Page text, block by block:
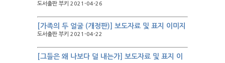
도서출판 부키 2021-04-26
[가족의 두 얼굴 (개정판)] 보도자료 및 표지 이미지
도서출판 부키 2021-04-22
[그들은 왜 나보다 덜 내는가] 보도자료 및 표지 이